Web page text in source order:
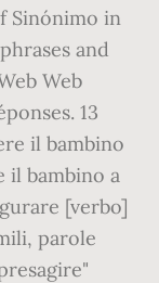
Sinónimo in
and
Web
13
il bambino
il bambino a
[verbo]
parole